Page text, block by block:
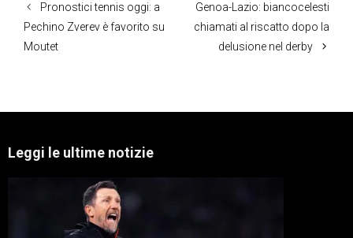
Pronostici tennis oggi: a
Pechino Zverev è favorito su
Moutet
Genoa-Lazio: biancocelesti
chiamati al riscatto dopo la
delusione nel derby
Leggi le ultime notizie